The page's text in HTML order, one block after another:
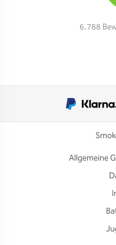
6.788
Allgemeine